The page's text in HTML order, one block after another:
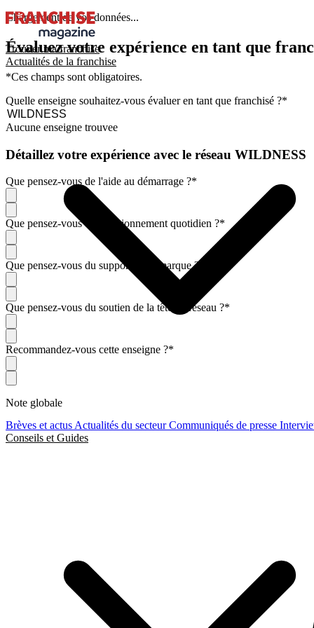
Trouver ma franchise
Actualités de la franchise
Brèves et actus Actualités du secteurCommuniqués de presse
Conseils et Guides
Chargement de vos données...
Évaluez votre expérience en tant que
*Ces champs sont obligatoires.
Quelle enseigne souhaitez-vous évaluer en tant que franchisé ?*
Aucune enseigne trouvee
Détaillez votre expérience avec le réseau WILDNESS
Que pensez-vous de l'aide au démarrage ?*
Que pensez-vous du fonctionnement quotidien ?*
Que pensez-vous du support de la marque ?
Que pensez-vous du soutien de la tête de réseau ?*
Recommandez-vous cette enseigne ?*
Note globale